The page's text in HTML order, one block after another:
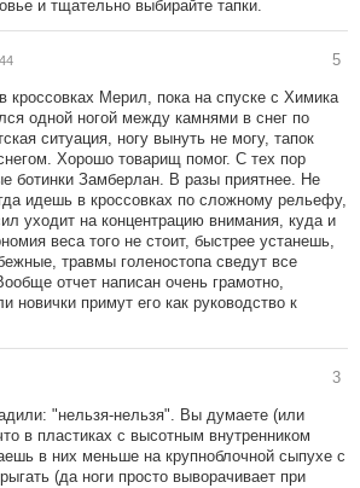
и тщательно выбирайте тапки.
5
кроссовках Мерил, пока на спуске с Химика
одной ногой между камнями в снег по
ситуация, ногу вынуть не могу, тапок
Хорошо товарищ помог. С тех пор
ботинки Замберлан. В разы приятнее. Не
идешь в кроссовках по сложному рельефу,
уходит на концентрацию внимания, куда и
веса того не стоит, быстрее устанешь,
травмы голеностопа сведут все
отчет написан очень грамотно,
новички примут его как руководство к
3
"нельзя-нельзя". Вы думаете (или
в пластиках с высотным внутренником
в них меньше на крупноблочной сыпухе с
(да ноги просто выворачивает при